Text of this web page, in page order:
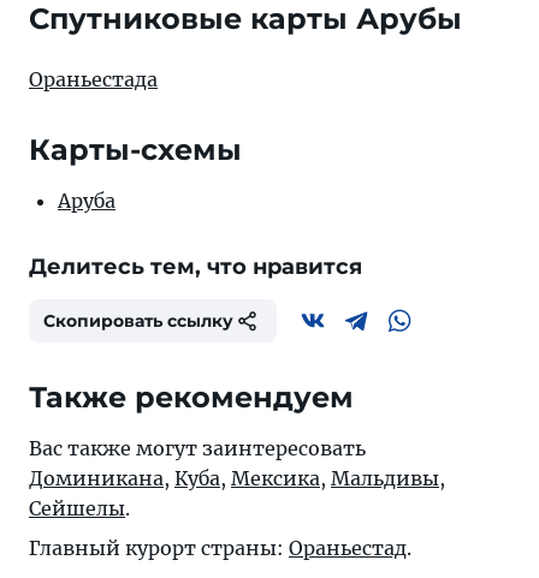
Спутниковые карты Арубы
Ораньестада
Карты-схемы
Аруба
Делитесь тем, что нравится
Скопировать ссылку
Также рекомендуем
Вас также могут заинтересовать
Доминикана, Куба, Мексика, Мальдивы,
Сейшелы.
Главный курорт страны: Ораньестад.